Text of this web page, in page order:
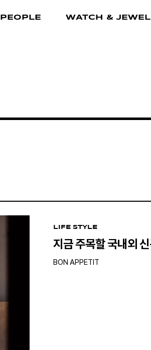
PEOPLE WATCH &
LIFE STYLE
지금 주목할 국내외
BON APPETIT